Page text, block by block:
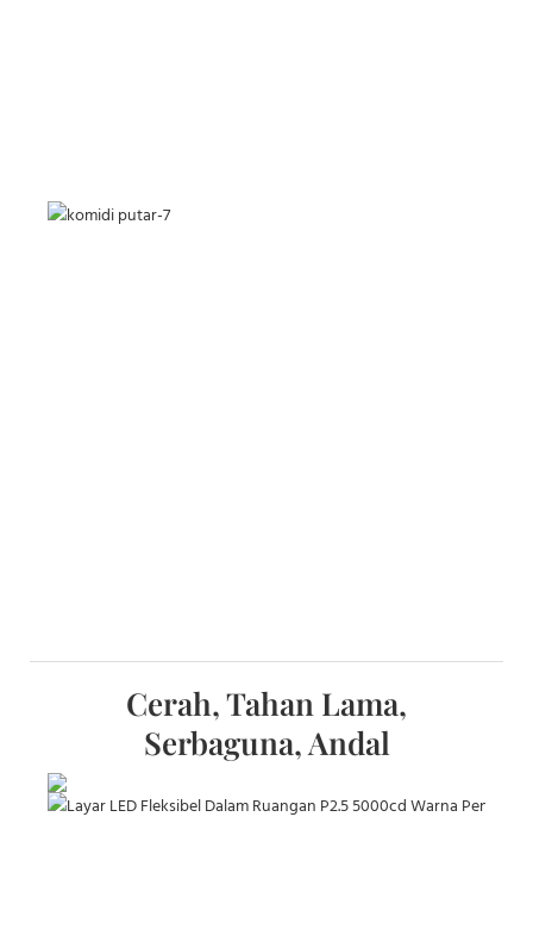
Cerah, Tahan Lama,
Serbaguna, Andal